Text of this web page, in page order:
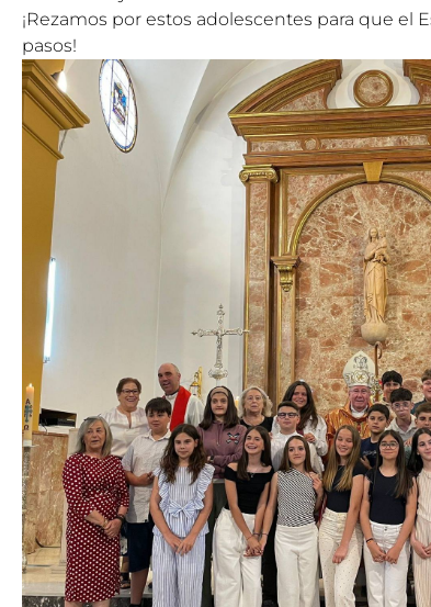
¡Rezamos por estos adolescentes para que el
pasos!